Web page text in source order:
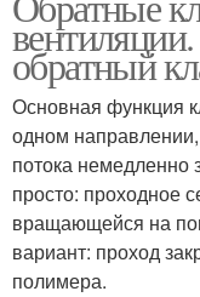
обратный
Основная функция
одном
потока немедленно
просто: проходное
вращающейся на
вариант: проход
полимера.